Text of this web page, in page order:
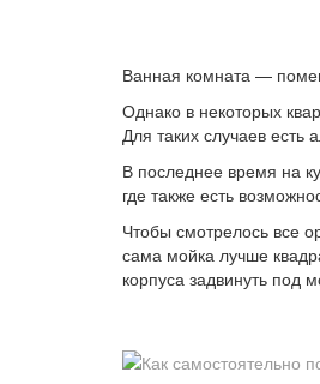
Ванная комната —
Однако в некоторых
Для таких случаев есть
В последнее время на
где также есть
Чтобы смотрелось все
сама мойка лучше
корпуса задвинуть под